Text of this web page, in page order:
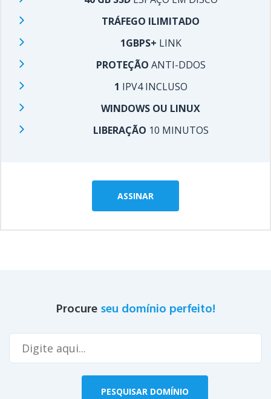
TRÁFEGO ILIMITADO
1GBPS+ LINK
PROTEÇÃO ANTI-DDOS
1 IPV4 INCLUSO
WINDOWS OU LINUX
LIBERAÇÃO 10 MINUTOS
ASSINAR
Procure seu domínio perfeito!